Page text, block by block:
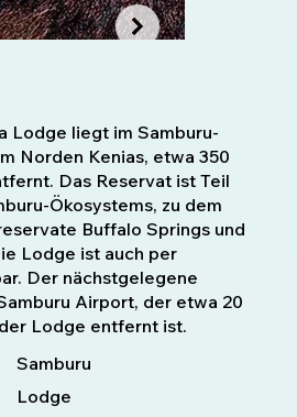
Lodge liegt im Samburu-
Norden Kenias, etwa 350
Das Reservat ist Teil
Ökosystems, zu dem
Buffalo Springs und
Lodge ist auch per
Der nächstgelegene
Airport, der etwa 20
Lodge entfernt ist.
Samburu
Lodge